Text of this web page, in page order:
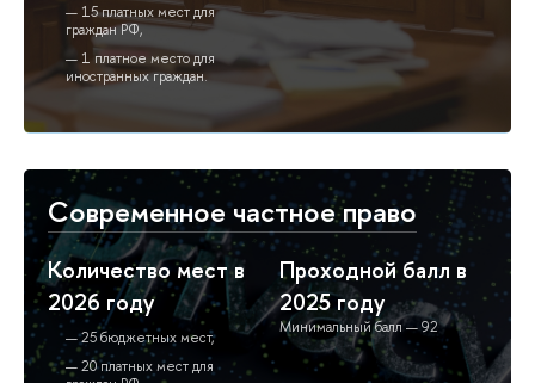
15 платных мест для
граждан РФ,
1 платное место для
иностранных граждан.
Современное частное право
Количество мест в
2026 году
25 бюджетных мест,
20 платных мест для
Проходной балл в
2025 году
Минимальный балл — 92